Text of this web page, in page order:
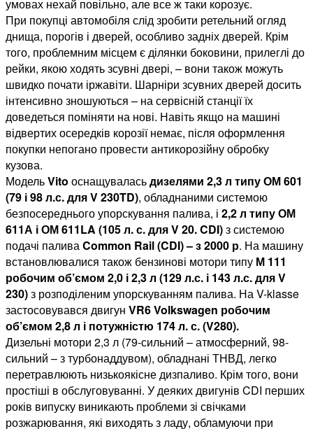
умовах нехай повільно, але все ж таки корозує.
При покупці автомобіля слід зробити ретельний огляд
днища, порогів і дверей, особливо задніх дверей. Крім
того, проблемним місцем є ділянки боковини, прилеглі до
рейки, якою ходять зсувні двері, – вони також можуть
швидко почати іржавіти. Шарніри зсувних дверей досить
інтенсивно зношуються – на сервісній станції їх
доведеться поміняти на нові. Навіть якщо на машині
відвертих осередків корозії немає, після оформлення
покупки непогано провести антикорозійну обробку
кузова.
МодельVito оснащуваласьдизелями 2,3 л типу ОМ 601
(79 і 98 л.с. для V 230TD), обладнаними системою
безпосереднього упорскування палива, і 2,2 л типу ОМ
611А і ОМ 611LA (105 л. с. для V 20. CDI)з системою
подачі паливаCommon Rail (CDI) – з 2000 р. На машину
встановлювалися також бензинові мотори типу М 111
робочим об’ємом 2,0 і 2,3 л (129 л.с. і 143 л.с. для V
230)з розподіленим упорскуванням палива. На V-klasse
застосовувався двигун VR6 Volkswagen робочим
об’ємом 2,8 л і потужністю 174 л. с. (V280).
Дизельні мотори 2,3 л (79-сильний – атмосферний, 98-
сильний – з турбонаддувом), обладнані ТНВД, легко
перетравлюють низькоякісне дизпаливо. Крім того, вони
простіші в обслуговуванні. У деяких двигунів CDI перших
років випуску виникають проблеми зі свічками
розжарювання, які виходять з ладу, обламуючи при